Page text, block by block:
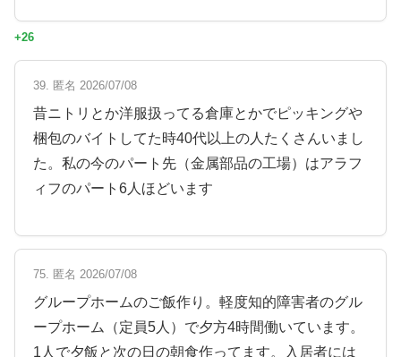
+26
39. 匿名 2026/07/08
昔ニトリとか洋服扱ってる倉庫とかでピッキングや
梱包のバイトしてた時40代以上の人たくさんいまし
た。私の今のパート先（金属部品の工場）はアラフ
ィフのパート6人ほどいます
75. 匿名 2026/07/08
グループホームのご飯作り。軽度知的障害者のグル
ープホーム（定員5人）で夕方4時間働いています。
1人で夕飯と次の日の朝食作ってます。入居者には